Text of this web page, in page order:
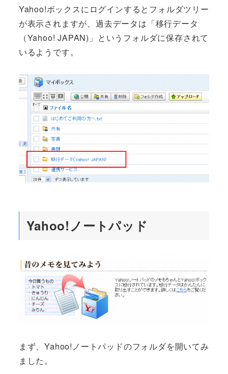
Yahoo!ボックスにログインするとフォルダツリー
が表示されますが、過去データは「移行データ
（Yahoo! JAPAN)」というフォルダに保存されて
いるようです。
Yahoo!ノートパッド
まず、Yahoo!ノートパッドのフォルダを開いてみ
ました。